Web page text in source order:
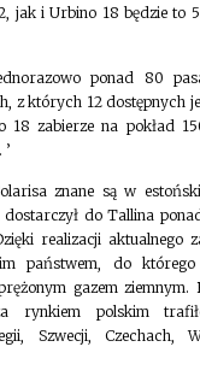
jak i Urbino 18 będzie to
ponad 80
z których 12 dostępnych
18 zabierze na pokład
znane są w
do Tallina
realizacji aktualnego
państwem, do
gazem
rynkiem polskim
Szwecji, Czechach,